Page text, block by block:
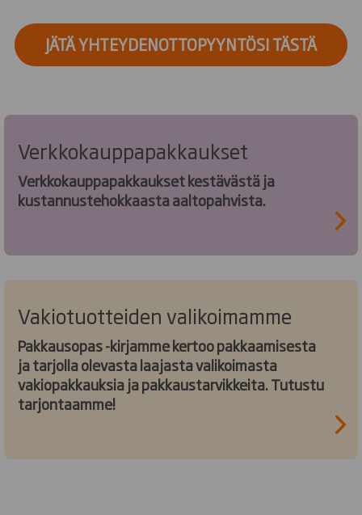
JÄTÄ YHTEYDENOTTOPYYNTÖSI TÄSTÄ
Verkkokauppapakkaukset
Verkkokauppapakkaukset kestävästä ja
kustannustehokkaasta aaltopahvista.
Vakiotuotteiden valikoimamme
Pakkausopas -kirjamme kertoo pakkaamisesta
ja tarjolla olevasta laajasta valikoimasta
vakiopakkauksia ja pakkaustarvikkeita. Tutustu
tarjontaamme!